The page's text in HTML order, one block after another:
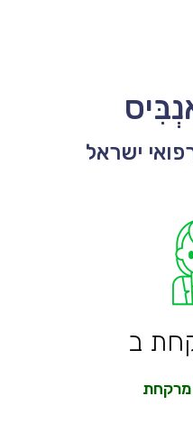
ישראל
ב
מרקחת